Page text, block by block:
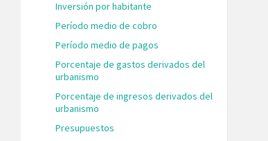
Inversión por habitante
Período medio de cobro
Período medio de pagos
Porcentaje de gastos derivados del
urbanismo
Porcentaje de ingresos derivados del
urbanismo
Presupuestos